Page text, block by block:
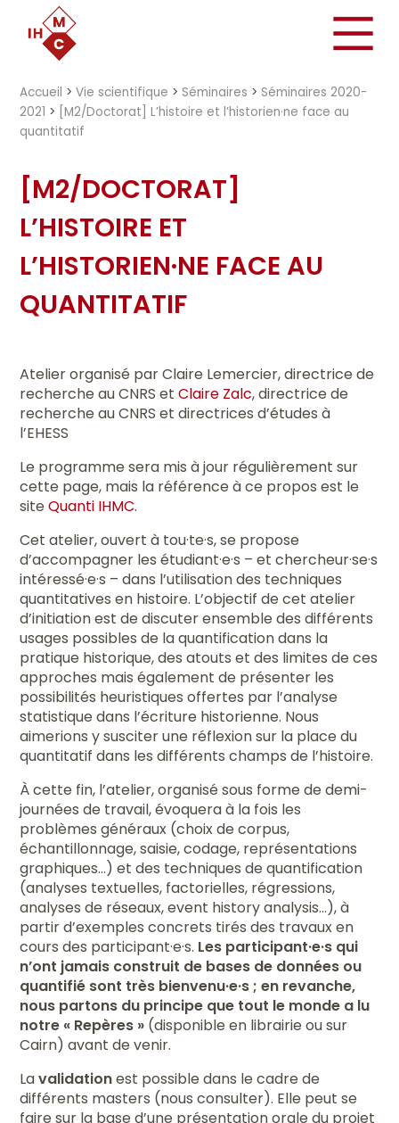
Accueil >Vie scientifique > Séminaires > Séminaires 2020-
2021 > [M2/Doctorat] L’histoire et l’historien·ne face au
quantitatif
[M2/DOCTORAT]
L’HISTOIRE ET
L’HISTORIEN·NE FACE AU
QUANTITATIF
Atelier organisé par Claire Lemercier, directrice de
recherche au CNRS etClaire Zalc, directrice de
recherche au CNRS et directrices d’études à
l’EHESS
Le programme sera mis à jour régulièrement sur
cette page, mais la référence à ce propos est le
siteQuanti IHMC.
Cet atelier, ouvert à tou·te·s, se propose
d’accompagner les étudiant·e·s – et chercheur·se·s
intéressé·e·s – dans l’utilisation des techniques
quantitatives en histoire. L’objectif de cet atelier
d’initiation est de discuter ensemble des différents
usages possibles de la quantification dans la
pratique historique, des atouts et des limites de ces
approches mais également de présenter les
possibilités heuristiques offertes par l’analyse
statistique dans l’écriture historienne. Nous
aimerions y susciter une réflexion sur la place du
quantitatif dans les différents champs de l’histoire.
À cette fin, l’atelier, organisé sous forme de demi-
journées de travail, évoquera à la fois les
problèmes généraux (choix de corpus,
échantillonnage, saisie, codage, représentations
graphiques...) et des techniques de quantification
(analyses textuelles, factorielles, régressions,
analyses de réseaux, event history analysis...), à
partir d’exemples concrets tirés des travaux en
cours des participant·e·s. Les participant·e·s qui
n’ont jamais construit de bases de données ou
quantifié sont très bienvenu·e·s ; en revanche,
nous partons du principe que tout le monde a lu
notre « Repères » (disponible en librairie ou sur
Cairn) avant de venir.
Lavalidationest possible dans le cadre de
différents masters (nous consulter). Elle peut se
faire sur la base d’une présentation orale du projet